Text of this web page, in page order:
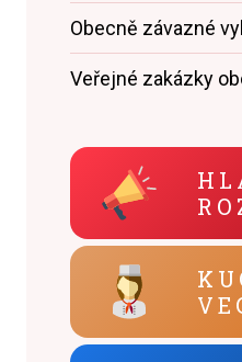
Obecně závazné
Veřejné zakázky